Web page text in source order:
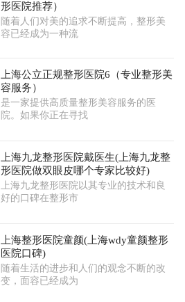
形医院推荐）
随着人们对美的追求不断提高，整形美
容已经成为一种流
上海公立正规整形医院6（专业整形美
容服务）
是一家提供高质量整形美容服务的医
院。如果你正在寻找
上海九龙整形医院戴医生(上海九龙整
形医院做双眼皮哪个专家比较好)
上海九龙整形医院以其专业的技术和良
好的口碑在整形市
上海整形医院童颜(上海wdy童颜整形
医院口碑)
随着生活的进步和人们的观念不断的改
变，面容已经成为